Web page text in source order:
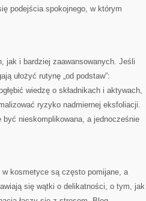
podejścia spokojnego, w którym
jak i bardziej zaawansowanych. Jeśli
ułożyć rutynę „od podstaw”:
wiedzę o składnikach i aktywach,
ryzyko nadmiernej eksfoliacji.
nieskomplikowana, a jednocześnie
kosmetyce są często pomijane, a
się wątki o delikatności, o tym, jak